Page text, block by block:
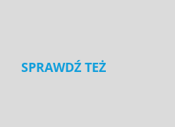
SPRAWDŹ TEŻ